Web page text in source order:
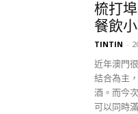
梳打
餐飲
TINTIN -
近年澳門
結合為主
酒。而今
可以同時